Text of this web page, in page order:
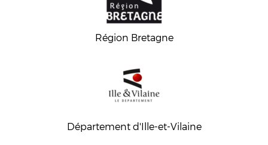
Région Bretagne
Département d'Ille-et-Vilaine